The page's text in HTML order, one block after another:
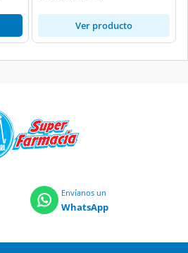
Ver producto
Envíanos un
WhatsApp